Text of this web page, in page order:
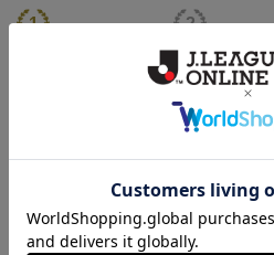
（Sｰ3XL）2026/27 オー
センティックユニフォー
ム FP 1st
20,020円～25,520円
（130-160cm）
キッズユニフォ
t
5,500円